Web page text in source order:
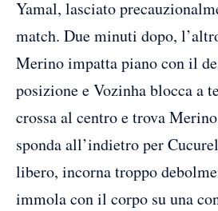
Yamal, lasciato
match. Due minuti dopo,
Merino impatta piano con il
posizione e Vozinha blocca a
crossa al centro e trova
sponda all’indietro per
libero, incorna troppo
immola con il corpo su una